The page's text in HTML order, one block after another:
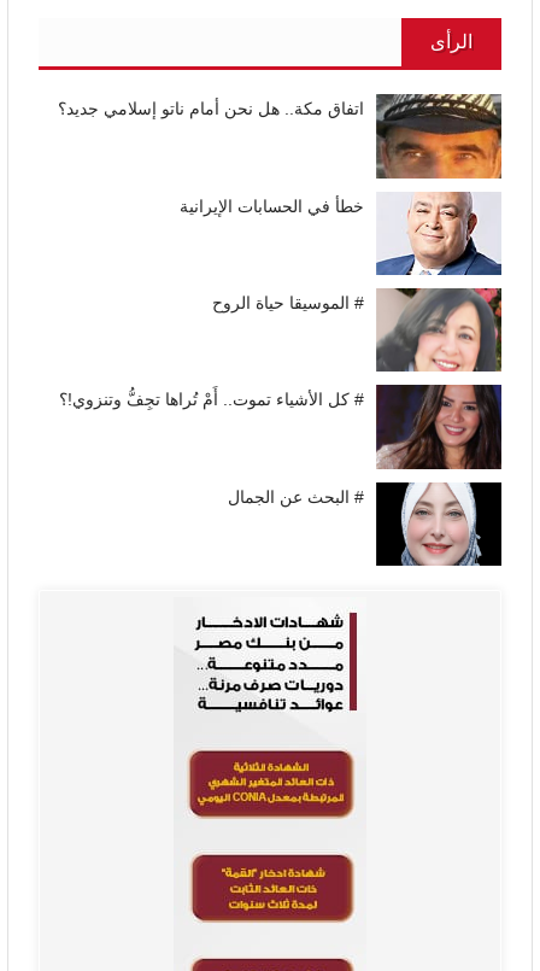
الرأى
اتفاق مكة.. هل نحن أمام ناتو إسلامي جديد؟
خطأ في الحسابات الإيرانية
# الموسيقا حياة الروح
# كل الأشياء تموت.. أَمْ تُراها تجِفُّ وتنزوي!؟
# البحث عن الجمال